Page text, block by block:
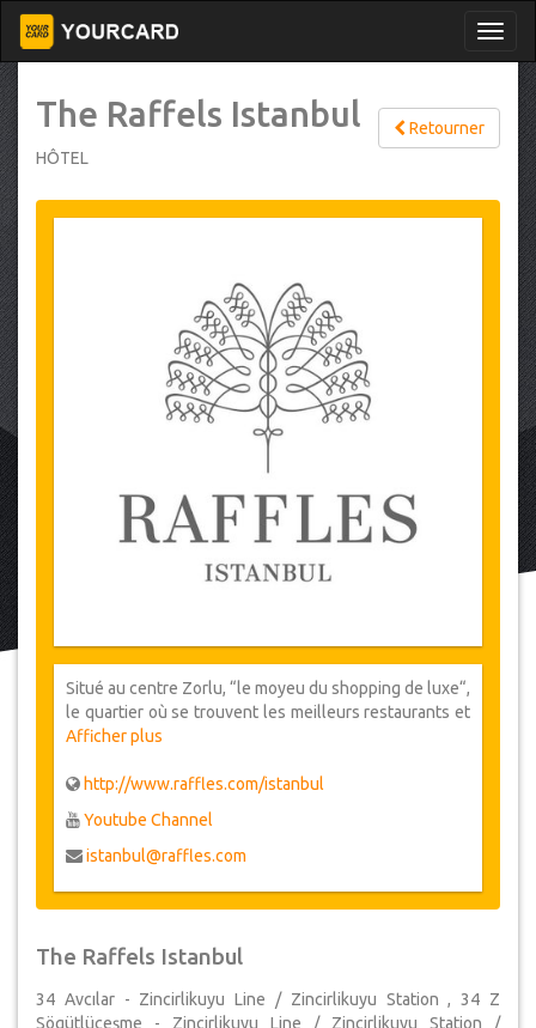
Retourner
The Raffels Istanbul
HÔTEL
Situé au centre Zorlu, “le moyeu du shopping de luxe“,
le quartier où se trouvent les meilleurs restaurants et
divertissements du centre-ville, pour les
voyagés, “Raffles Istanbul” est considéré comme
l'épicentre pour son confort, son exclusivité et sa
véritable expérience d’hôtel de luxe cinq étoiles.
Afficher plus
http://www.raffles.com/istanbul
Youtube Channel
istanbul@raffles.com
The Raffels Istanbul
34 Avcılar - Zincirlikuyu Line / Zincirlikuyu Station , 34 Z
Sögütlüçeşme - Zincirlikuyu Line / Zincirlikuyu Station /